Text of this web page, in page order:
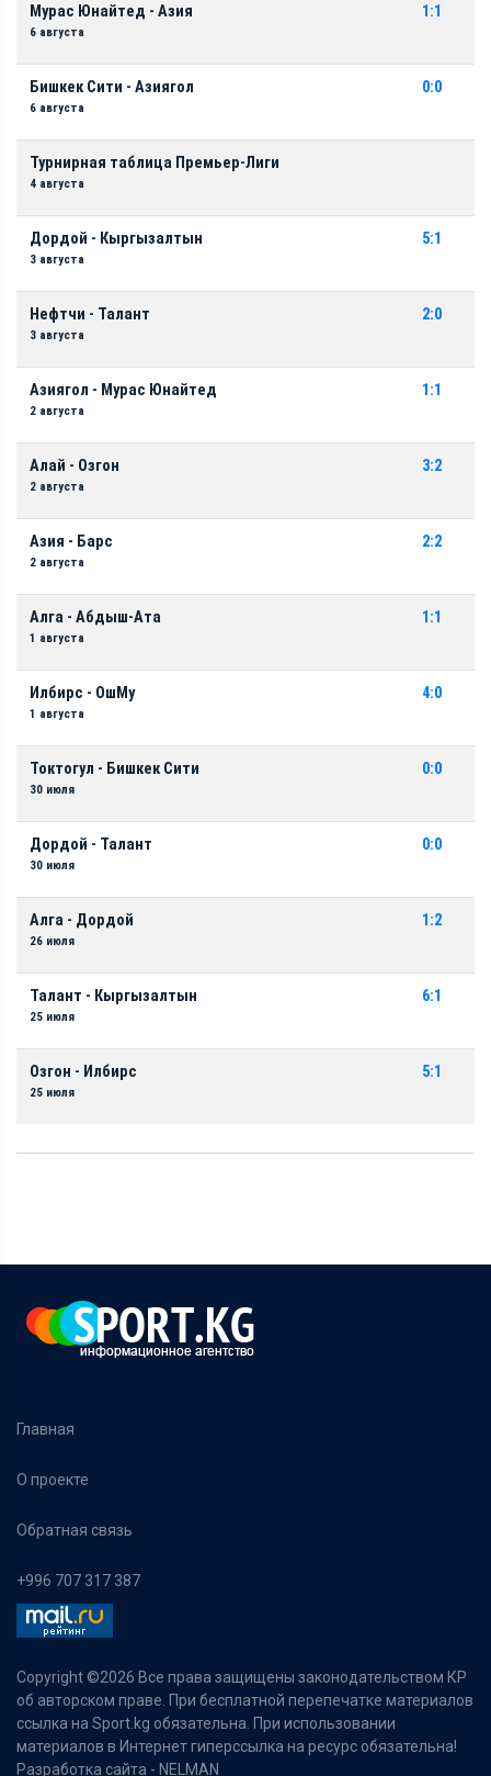
Мурас Юнайтед - Азия
6 августа
1:1
Бишкек Сити - Азиягол
6 августа
0:0
Турнирная таблица Премьер-Лиги
4 августа
Дордой - Кыргызалтын
3 августа
5:1
Нефтчи - Талант
3 августа
2:0
Азиягол - Мурас Юнайтед
2 августа
1:1
Алай - Озгон
2 августа
3:2
Азия - Барс
2 августа
2:2
Алга - Абдыш-Ата
1 августа
1:1
Илбирс - ОшМу
1 августа
4:0
Токтогул - Бишкек Сити
30 июля
0:0
Дордой - Талант
30 июля
0:0
Алга - Дордой
26 июля
1:2
Талант - Кыргызалтын
25 июля
6:1
Озгон - Илбирс
25 июля
5:1
Главная
О проекте
Обратная связь
+996 707 317 387
Copyright ©2026 Все права защищены законодательством КР
об авторском праве. При бесплатной перепечатке материалов
ссылка на Sport.kg обязательна. При использовании
материалов в Интернет гиперссылка на ресурс обязательна!
Разработка сайта - NELMAN